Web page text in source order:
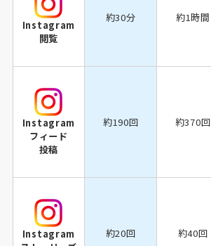
Instagram
閲覧
約30分 約1時間
Instagram
フィード
投稿
約190回 約370回
Instagram
約20回 約40回